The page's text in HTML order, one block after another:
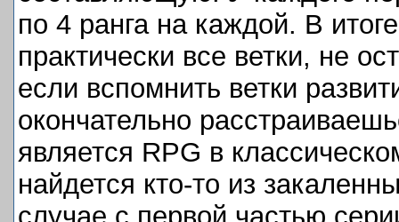
по 4 ранга на каждой. В
практически все ветки, не
если вспомнить ветки
окончательно
является RPG в
найдется кто-то из